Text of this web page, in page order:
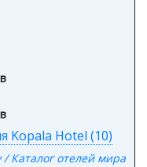
Kopala Hotel (10)
Каталог отелей мира